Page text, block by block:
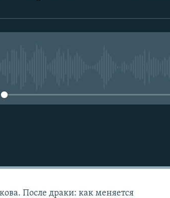
После драки: как меняется